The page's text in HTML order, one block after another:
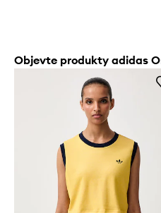
Objevte produkty adidas